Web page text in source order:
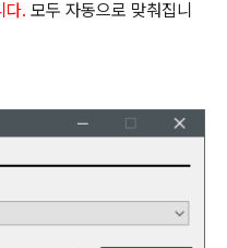
다. 모두 자동으로 맞춰집니